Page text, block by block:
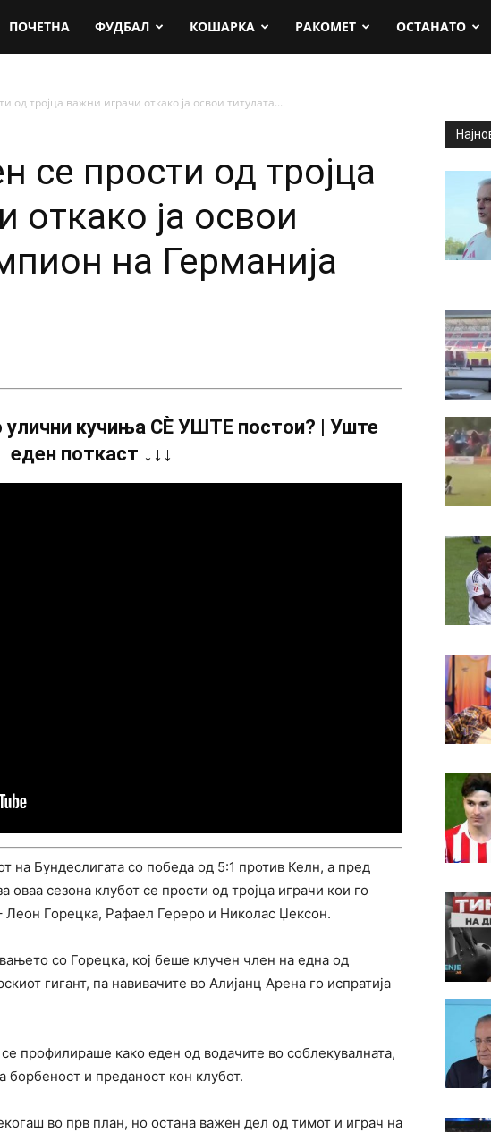
SuperSport.mk
ПОЧЕТНА ФУДБАЛ КОШАРКА РАКОМЕТ ОСТАНАТО
од тројца важни играчи откако ја освои титулата...
се прости од тројца
откако ја освои
на Германија
кучиња СÈ УШТЕ постои? | Уште
еден поткаст ↓↓↓
на Бундеслигата со победа од 5:1 против Келн, а пред
сезона клубот се прости од тројца играчи кои го
Леон Горецка, Рафаел Гереро и Николас Џексон.
со Горецка, кој беше клучен член на една од
гигант, па навивачите во Алијанц Арена го испратија
профилираше како еден од водачите во соблекувалната,
борбеност и преданост кон клубот.
во прв план, но остана важен дел од тимот и играч на